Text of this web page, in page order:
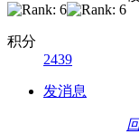
积分
2439
发消息